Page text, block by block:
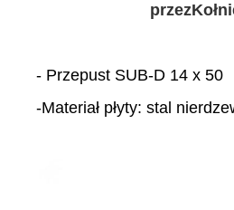
przez
- Przepust SUB-D 14 x 50
-Materiał płyty: stal